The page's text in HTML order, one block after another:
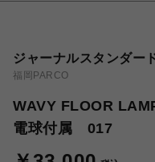
ジャーナルスタンダー
福岡PARCO
WAVY FLOOR
電球付属 017